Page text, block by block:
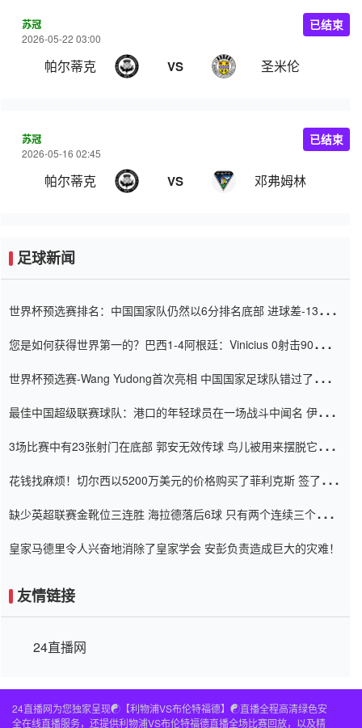
苏冠
2026-05-22 03:00
帕尔蒂克 VS 圣米伦
已结束
苏冠
2026-05-16 02:45
帕尔蒂克 VS 邓弗姆林
已结束
足球新闻
世界杯预选赛排名：中国国家队仍然以6分排名底部 进球差-13令人
您是如何获得世界第一的？巴西1-4阿根廷：Vinicius 0射击90分钟
世界杯预选赛-Wang Yudong首次亮相 中国国家足球队错过了世界
最佳中国超级联赛球队：港口的年轻球员在一场战斗中闻名 伊万放
3场比赛中有23张射门在底部 郭安无效传球 鸟儿被用来摆脱它
花钱找麻烦！切尔西以5200万美元的价格购买了菲利克斯 签了7年
缺少英超联赛金靴位三连胜 海拉德落后6球 只有两个连续三个连续
皇家马德里令人兴奋地消除了皇家学会 安彭负责造成巨大的灾难！
友情链接
24直播网
24直播网为您独家呈现☯️【利物浦VS布伦特福德】☯️直播全程高清绿色安
全在线直播服务，还提供利物浦VS布伦特福德直播全场比赛回放，以及精